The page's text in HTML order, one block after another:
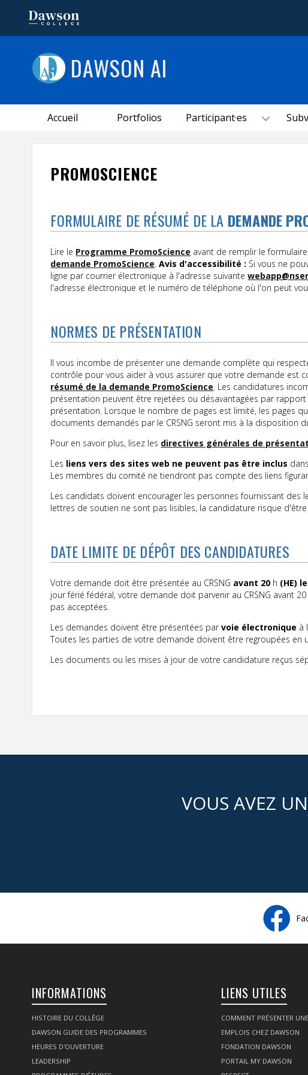
DAWSON AI
Accueil Portfolios Participant·es
PROMOSCIENCE
FORMULAIRE DE RÉSUMÉ DE LA DEMANDE
Lire le Programme PromoScience avant de remplir le
demande PromoScience.Avis d'accessibilité : Si vous ne
ligne par courrier électronique à l'adresse suivante
l'adresse électronique et le numéro de téléphone où l'on peut
NORMES DE PRÉSENTATION
Il vous incombe de présenter une demande complète qui
contrôle pour vous aider à vous assurer que votre demande est
résumé de la demande PromoScience. Les candidatures
présentation peuvent être rejetées ou désavantagées par
présentation. Lorsque le nombre de pages est limité, les pages
documents demandés par le CRSNG seront mis à la disposition
Pour en savoir plus, lisez les directives générales de
Les liens vers des sites web ne peuvent pas être inclus
Les membres du comité ne tiendront pas compte des liens
Les candidats doivent encourager les personnes fournissant des
lettres de soutien ne sont pas lisibles, la candidature risque
DATE LIMITE DE DÉPÔT DES CANDIDATURES
Votre demande doit être présentée au CRSNG avant 20 h (HE)
jour férié fédéral, votre demande doit parvenir au CRSNG avant
pas acceptées.
Les demandes doivent être présentées parvoie électronique à
Toutes les parties de votre demande doivent être regroupées
Les documents ou les mises à jour de votre candidature reçus
VOUS AVEZ
INFORMATIONS
HISTOIRE DU COLLÈGE
DAWSON GUIDE DES PROGRAMMES
HEURES D'OUVERTURE
LEADERSHIP
LIENS UTILES
COMMENT PRÉSENTER
EMPLOIS CHEZ DAWSON
FONDATION DAWSON
PORTAIL MY DAWSON